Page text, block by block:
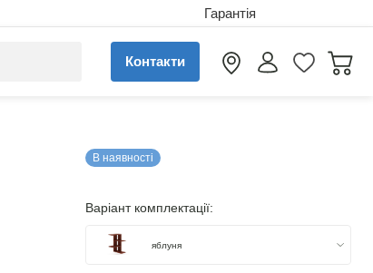
Гарантія
Контакти
В наявності
Варіант комплектації:
яблуня